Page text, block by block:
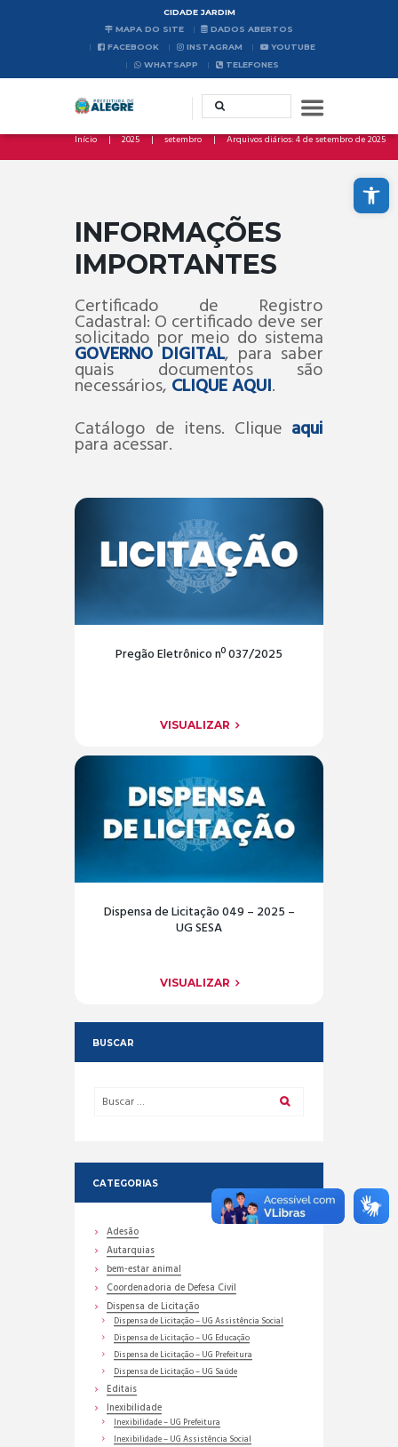
Abrir a barra de ferramentas
CIDADE JARDIM
MAPA DO SITE
DADOS ABERTOS
FACEBOOK
INSTAGRAM
YOUTUBE
WHATSAPP
TELEFONES
Início 2025 setembro Arquivos diários: 4 de setembro de 2025
INFORMAÇÕES
IMPORTANTES
Certificado de Registro
Cadastral: O certificado deve ser
solicitado por meio do sistema
GOVERNO DIGITAL, para saber
quais documentos são
necessários, CLIQUE AQUI.
Catálogo de itens. Clique aqui
para acessar.
Pregão Eletrônico nº 037/2025
VISUALIZAR
Dispensa de Licitação 049 – 2025 –
UG SESA
VISUALIZAR
BUSCAR
CATEGORIAS
Adesão
Autarquias
bem-estar animal
Coordenadoria de Defesa Civil
Dispensa de Licitação
Dispensa de Licitação – UG Assistência Social
Dispensa de Licitação – UG Educação
Dispensa de Licitação – UG Prefeitura
Dispensa de Licitação – UG Saúde
Editais
Inexibilidade
Inexibilidade – UG Prefeitura
Inexibilidade – UG Assistência Social